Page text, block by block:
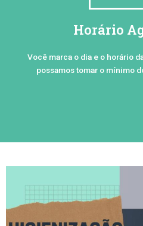
Horário
Você marca o dia e o horário
possamos tomar o mínimo